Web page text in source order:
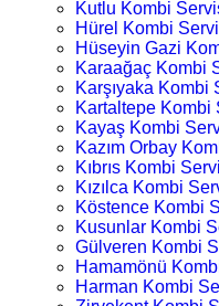
Kutlu Kombi
Hürel Kombi
Hüseyin Gazi
Karaağaç Kombi
Karşıyaka Kombi
Kartaltepe Kombi
Kayaş Kombi
Kazım Orbay
Kıbrıs Kombi
Kızılca Kombi
Köstence Kombi
Kusunlar Kombi
Gülveren Kombi
Hamamönü
Harman Kombi